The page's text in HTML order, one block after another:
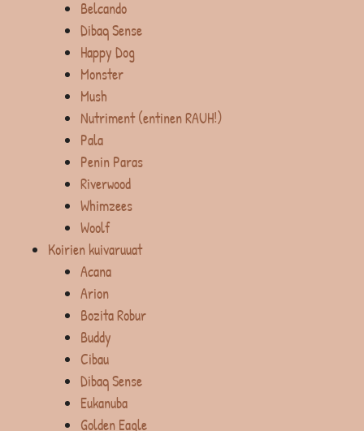
Belcando
Dibaq Sense
Happy Dog
Monster
Mush
Nutriment (entinen RAUH!)
Pala
Penin Paras
Riverwood
Whimzees
Woolf
Koirien kuivaruuat
Acana
Arion
Bozita Robur
Buddy
Cibau
Dibaq Sense
Eukanuba
Golden Eagle